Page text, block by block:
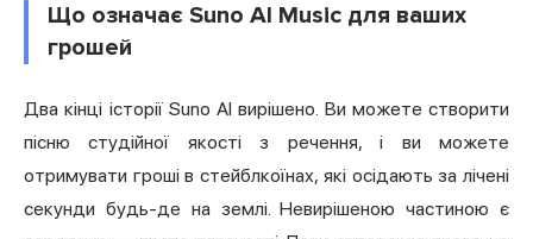
Що означає Suno AI Music для ваших
грошей
Два кінці історії Suno AI вирішено. Ви можете створити
пісню студійної якості з речення, і ви можете
отримувати гроші в стейблкоїнах, які осідають за лічені
секунди будь-де на землі. Невирішеною частиною є